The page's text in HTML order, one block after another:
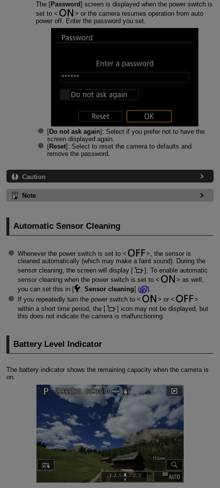
The [Password] screen is displayed when the power switch is
set to
or the camera resumes operation from auto
power off. Enter the password you set.
[Do not ask again]: Select if you prefer not to have the
screen displayed again.
[Reset]: Select to reset the camera to defaults and
remove the password.
Caution
Note
Automatic Sensor Cleaning
Whenever the power switch is set to
, the sensor is
cleaned automatically (which may make a faint sound). During the
sensor cleaning, the screen will display [
]. To enable automatic
sensor cleaning when the power switch is set to
as well,
you can set this in [
: Sensor cleaning] (
).
If you repeatedly turn the power switch to
or
within a short time period, the [
] icon may not be displayed, but
this does not indicate the camera is malfunctioning.
Battery Level Indicator
The battery indicator shows the remaining capacity when the camera is
on.